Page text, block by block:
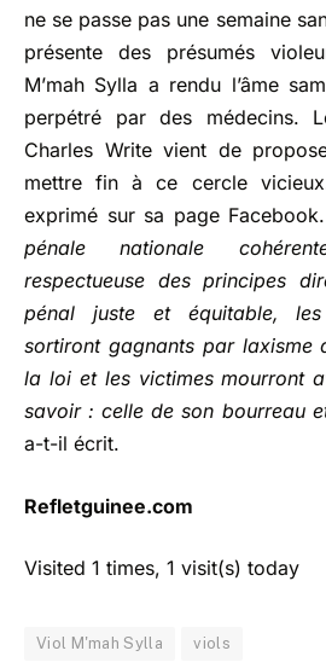
ne se passe pas une semaine
présente des présumés
M’mah Sylla a rendu l’âme
perpétré par des médecins.
Charles Write vient de
mettre fin à ce cercle
exprimé sur sa page
pénale nationale
respectueuse des principes
pénal juste et équitable, les
sortiront gagnants par laxisme
la loi et les victimes mourront
savoir : celle de son bourreau
a-t-il écrit.
Refletguinee.com
Visited 1 times, 1 visit(s) today
Viol M'mah Sylla viols